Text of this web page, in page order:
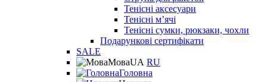
Тенісні аксесуари
Тенісні мʼячі
Тенісні сумки, рюкзаки, чохли
Подарункові сертифікати
SALE
МоваUA RU
Головна